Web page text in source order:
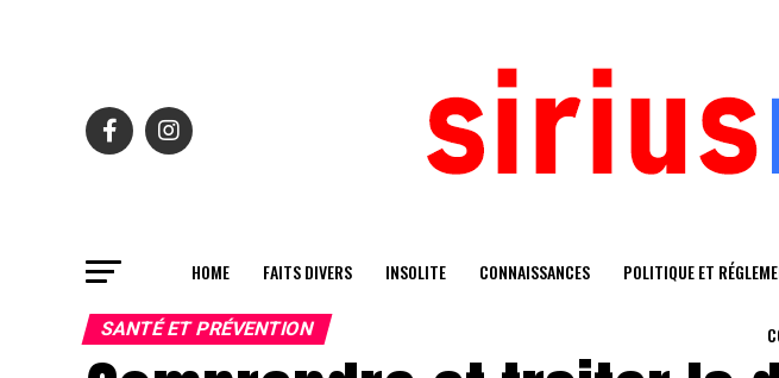
HOME FAITS DIVERS INSOLITE CONNAISSANCES POLITIQUE ET
SANTÉ ET PRÉVENTION